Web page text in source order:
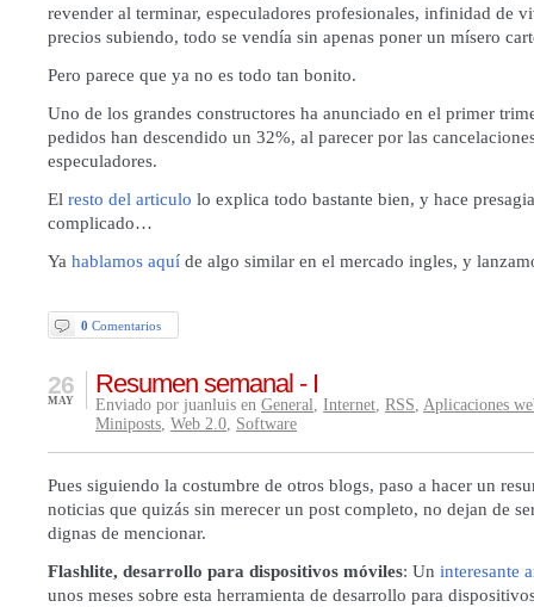
revender al terminar, especuladores profesionales, infinidad de
precios subiendo, todo se vendía sin apenas poner un mísero
Pero parece que ya no es todo tan bonito.
Uno de los grandes constructores ha anunciado en el primer
pedidos han descendido un 32%, al parecer por las
especuladores.
El resto del articulo lo explica todo bastante bien, y hace
complicado…
Ya hablamos aquí de algo similar en el mercado ingles, y
0 Comentarios
Resumen semanal - I
26
MAY Enviado por juanluis en General, Internet, RSS, Aplicaciones
Miniposts, Web 2.0, Software
Pues siguiendo la costumbre de otros blogs, paso a hacer un
noticias que quizás sin merecer un post completo, no dejan de
dignas de mencionar.
Flashlite, desarrollo para dispositivos móviles: Un interesante
unos meses sobre esta herramienta de desarrollo para